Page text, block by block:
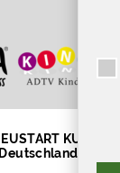
KULTUR,